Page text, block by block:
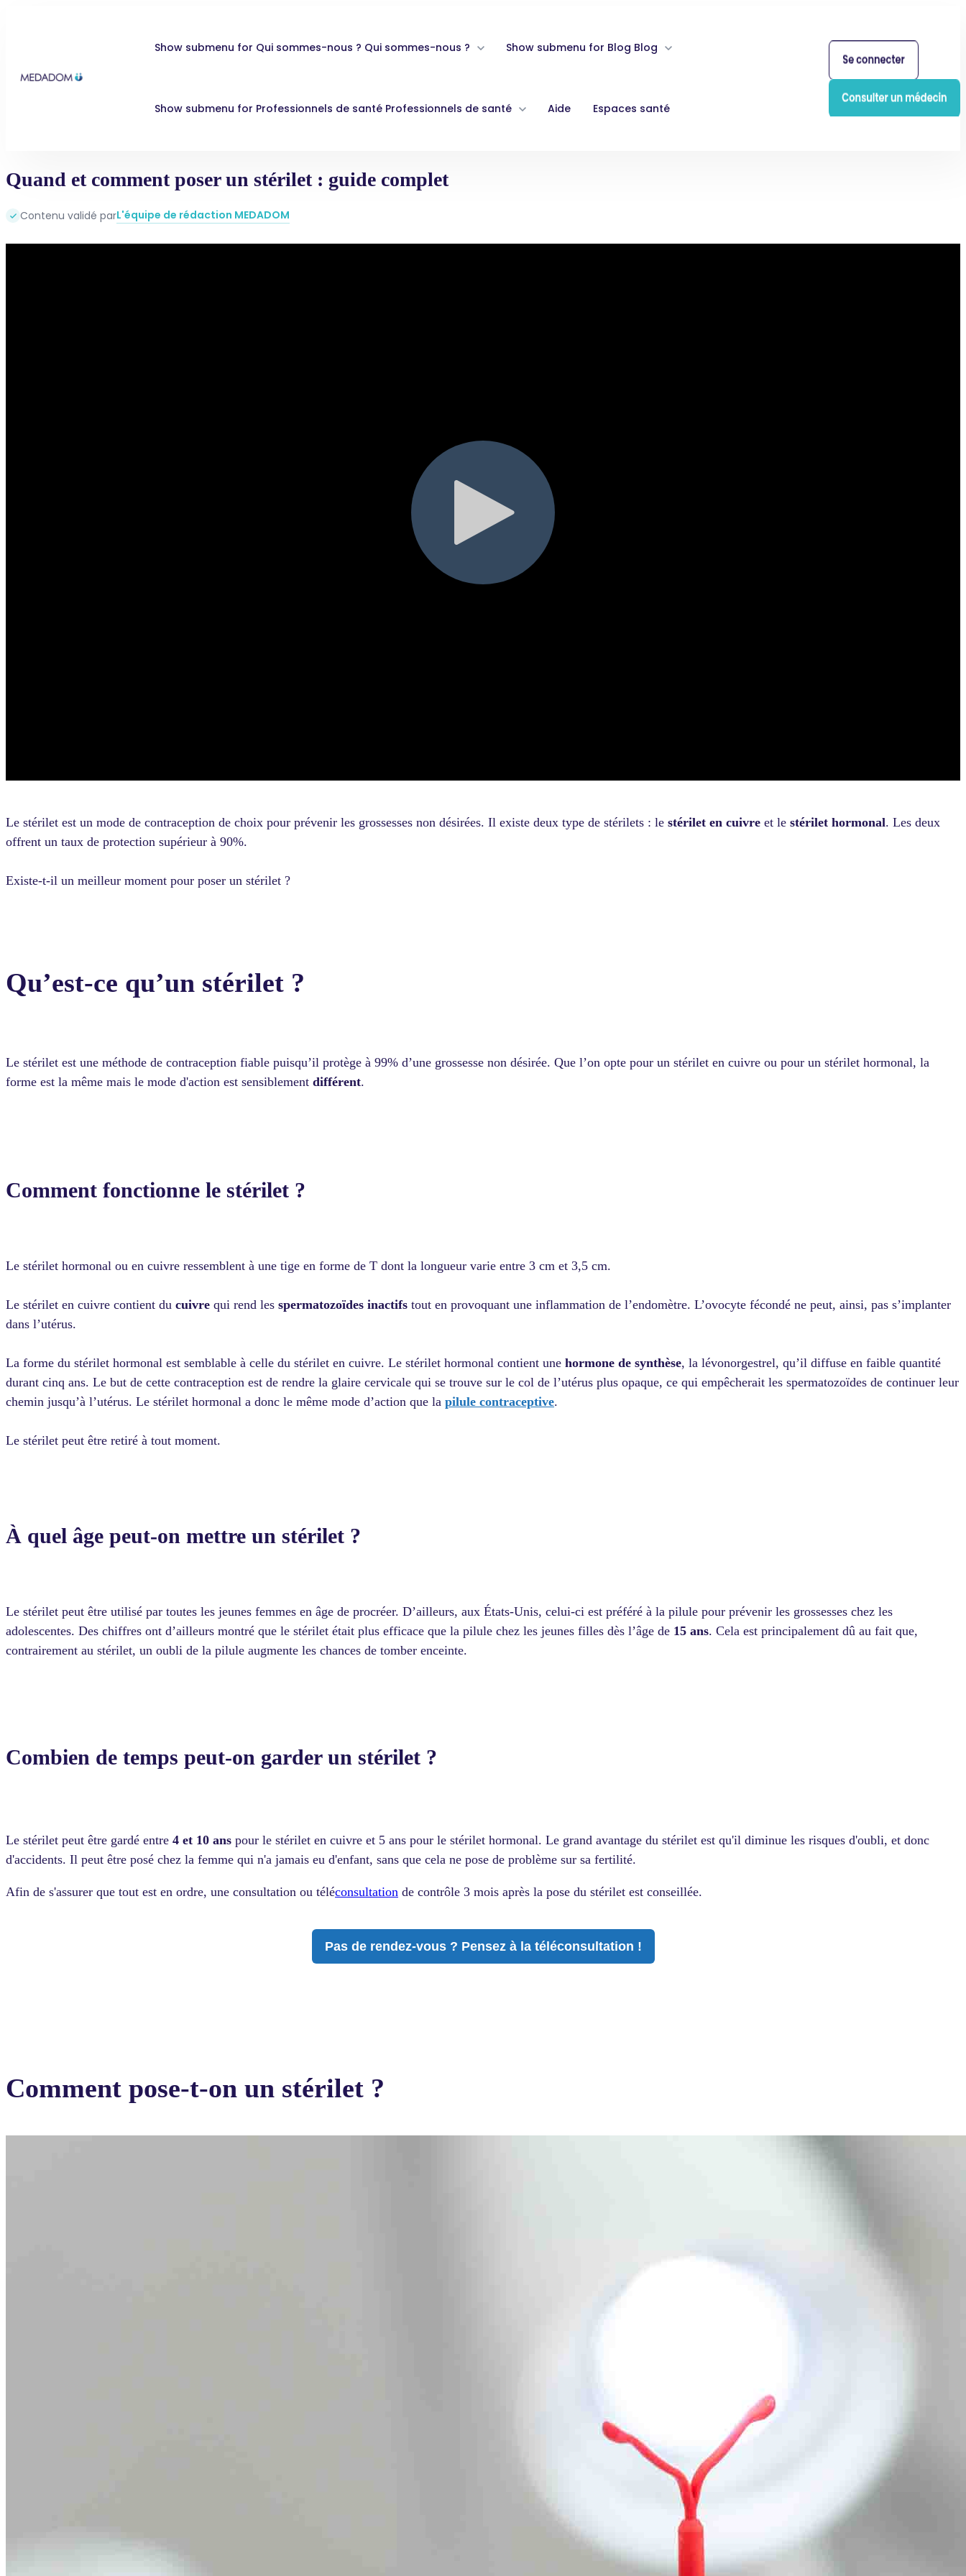
Show submenu for Qui sommes-nous ? Qui sommes-nous ? Show submenu for Blog Blog
Show submenu for Professionnels de santé Professionnels de santé Aide Espaces santé
Quand et comment poser un stérilet : guide complet
Contenu validé parL'équipe de rédaction MEDADOM
Le stérilet est un mode de contraception de choix pour prévenir les grossesses non désirées. Il existe deux type de stérilets : le stérilet en cuivre et le stérilet hormonal. Les deux
offrent un taux de protection supérieur à 90%.
Existe-t-il un meilleur moment pour poser un stérilet ?
Qu’est-ce qu’un stérilet ?
Le stérilet est une méthode de contraception fiable puisqu’il protège à 99% d’une grossesse non désirée. Que l’on opte pour un stérilet en cuivre ou pour un stérilet hormonal, la
forme est la même mais le mode d'action est sensiblement différent.
Comment fonctionne le stérilet ?
Le stérilet hormonal ou en cuivre ressemblent à une tige en forme de T dont la longueur varie entre 3 cm et 3,5 cm.
Le stérilet en cuivre contient du cuivre qui rend les spermatozoïdes inactifs tout en provoquant une inflammation de l’endomètre. L’ovocyte fécondé ne peut, ainsi, pas s’implanter
dans l’utérus.
La forme du stérilet hormonal est semblable à celle du stérilet en cuivre. Le stérilet hormonal contient une hormone de synthèse, la lévonorgestrel, qu’il diffuse en faible quantité
durant cinq ans. Le but de cette contraception est de rendre la glaire cervicale qui se trouve sur le col de l’utérus plus opaque, ce qui empêcherait les spermatozoïdes de continuer leur
chemin jusqu’à l’utérus. Le stérilet hormonal a donc le même mode d’action que la pilule contraceptive.
Le stérilet peut être retiré à tout moment.
À quel âge peut-on mettre un stérilet ?
Le stérilet peut être utilisé par toutes les jeunes femmes en âge de procréer. D’ailleurs, aux États-Unis, celui-ci est préféré à la pilule pour prévenir les grossesses chez les
adolescentes. Des chiffres ont d’ailleurs montré que le stérilet était plus efficace que la pilule chez les jeunes filles dès l’âge de 15 ans. Cela est principalement dû au fait que,
contrairement au stérilet, un oubli de la pilule augmente les chances de tomber enceinte.
Combien de temps peut-on garder un stérilet ?
Le stérilet peut être gardé entre 4 et 10 ans pour le stérilet en cuivre et 5 ans pour le stérilet hormonal. Le grand avantage du stérilet est qu'il diminue les risques d'oubli, et donc
d'accidents. Il peut être posé chez la femme qui n'a jamais eu d'enfant, sans que cela ne pose de problème sur sa fertilité.
Afin de s'assurer que tout est en ordre, une consultation ou téléconsultation de contrôle 3 mois après la pose du stérilet est conseillée.
Pas de rendez-vous ? Pensez à la téléconsultation !
Comment pose-t-on un stérilet ?